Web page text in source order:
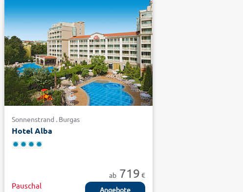
Sonnenstrand . Burgas
Hotel Alba
ab 719 €
Pauschal Angebote